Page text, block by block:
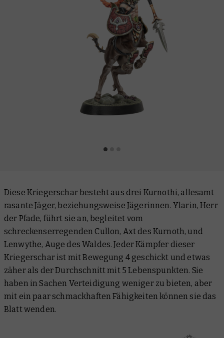
Diese Kriegerschar besteht aus drei Kurnothi, allesamt
rasante Jäger, beziehungsweise Jägerinnen. Ylarin, Herr
der Pfade, führt sie an, begleitet vom
schreckenserregenden Cullon, Axt des Kurnoth, und
Lenwythe, Auge des Waldes. Jeder Kämpfer dieser
Kriegerschar ist mit Bewegung 4 geschickt und etwas
zäher als der Durchschnitt mit 5 Lebenspunkten. Sie
haben in Sachen Verteidigung weniger zu bieten, aber
mit ein paar schmackhaften Fähigkeiten können sie das
Blatt wenden.